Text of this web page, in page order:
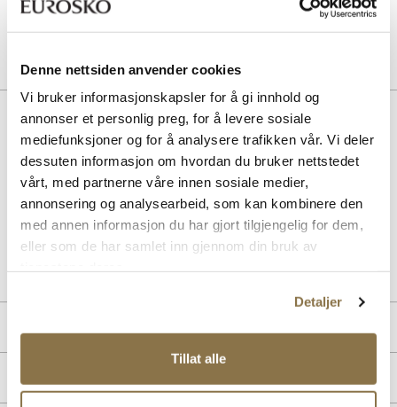
Denne nettsiden anvender cookies
Vi bruker informasjonskapsler for å gi innhold og
annonser et personlig preg, for å levere sosiale
mediefunksjoner og for å analysere trafikken vår. Vi deler
dessuten informasjon om hvordan du bruker nettstedet
vårt, med partnerne våre innen sosiale medier,
annonsering og analysearbeid, som kan kombinere den
med annen informasjon du har gjort tilgjengelig for dem,
eller som de har samlet inn gjennom din bruk av
Detaljer
Tillat alle
Beskrivelse
Moderne seilersko inspirert mokasin fra Stockholm Design Group
med de helt riktige detaljene. Komfortabel mokasin med premium
skinnkvalitet, mykt skinnfòr og en fleksibel yttersåle i gummi som gir
god komfort hele dagen.
Art. nr 33263001
Lev. art. nr26V1151
For:Skinn
Merke